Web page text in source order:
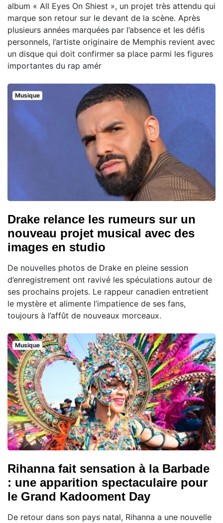
album « All Eyes On Shiest », un projet très attendu qui
marque son retour sur le devant de la scène. Après
plusieurs années marquées par l’absence et les défis
personnels, l’artiste originaire de Memphis revient avec
un disque qui doit confirmer sa place parmi les figures
importantes du rap amér
Musique
Drake relance les rumeurs sur un
nouveau projet musical avec des
images en studio
De nouvelles photos de Drake en pleine session
d’enregistrement ont ravivé les spéculations autour de
ses prochains projets. Le rappeur canadien entretient
le mystère et alimente l’impatience de ses fans,
toujours à l’affût de nouveaux morceaux.
Musique
Rihanna fait sensation à la Barbade
: une apparition spectaculaire pour
le Grand Kadooment Day
De retour dans son pays natal, Rihanna a une nouvelle